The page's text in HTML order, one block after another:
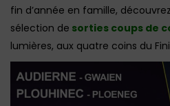
fin d’année en famille,
sélection de sorties coups de
lumières, aux quatre coins du